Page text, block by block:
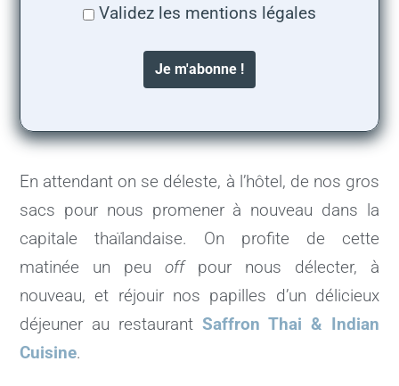
Validez les mentions légales
En attendant on se déleste, à l’hôtel, de nos gros
sacs pour nous promener à nouveau dans la
capitale thaïlandaise. On profite de cette
matinée un peu offpour nous délecter, à
nouveau, et réjouir nos papilles d’un délicieux
déjeuner au restaurant Saffron Thai & Indian
Cuisine.